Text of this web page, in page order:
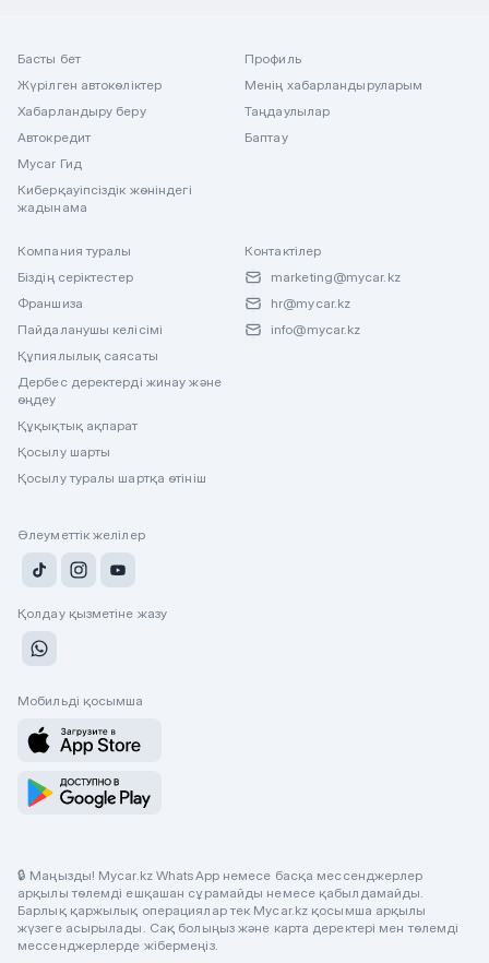
Басты бет
Жүрілген автокөліктер
Хабарландыру беру
Автокредит
Mycar Гид
Киберқауіпсіздік жөніндегі
жадынама
Профиль
Менің хабарландыруларым
Таңдаулылар
Баптау
Компания туралы
Біздің серіктестер
Франшиза
Пайдаланушы келісімі
Құпиялылық саясаты
Дербес деректерді жинау және
өңдеу
Құқықтық ақпарат
Қосылу шарты
Қосылу туралы шартқа өтініш
Контактілер
marketing@mycar.kz
hr@mycar.kz
info@mycar.kz
Әлеуметтік желілер
Қолдау қызметіне жазу
Мобильді қосымша
🔒 Маңызды! Mycar.kz WhatsApp немесе басқа мессенджерлер
арқылы төлемді ешқашан сұрамайды немесе қабылдамайды.
Барлық қаржылық операциялар тек Mycar.kz қосымша арқылы
жүзеге асырылады. Сақ болыңыз және карта деректері мен төлемді
мессенджерлерде жібермеңіз.